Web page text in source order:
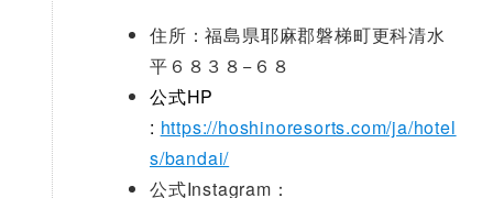
住所：福島県耶麻郡磐梯町更科清水
平６８３８−６８
公式HP
: https://hoshinoresorts.com/ja/hotel
s/bandai/
公式Instagram：